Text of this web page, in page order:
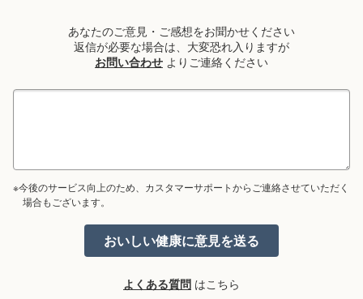
あなたのご意見・ご感想をお聞かせください
返信が必要な場合は、大変恐れ入りますが
お問い合わせ よりご連絡ください
※今後のサービス向上のため、カスタマーサポートからご連絡させていただく
場合もございます。
よくある質問 はこちら